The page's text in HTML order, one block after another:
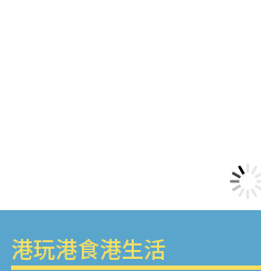
港玩港食港生活